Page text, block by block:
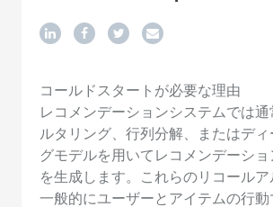
コールドスタートが必要な理由
レコメンデーションシステムでは通
ルタリング、行列分解、またはデ
グモデルを用いてレコメンデーショ
を生成します。これらのリコール
一般的にユーザーとアイテムの行動